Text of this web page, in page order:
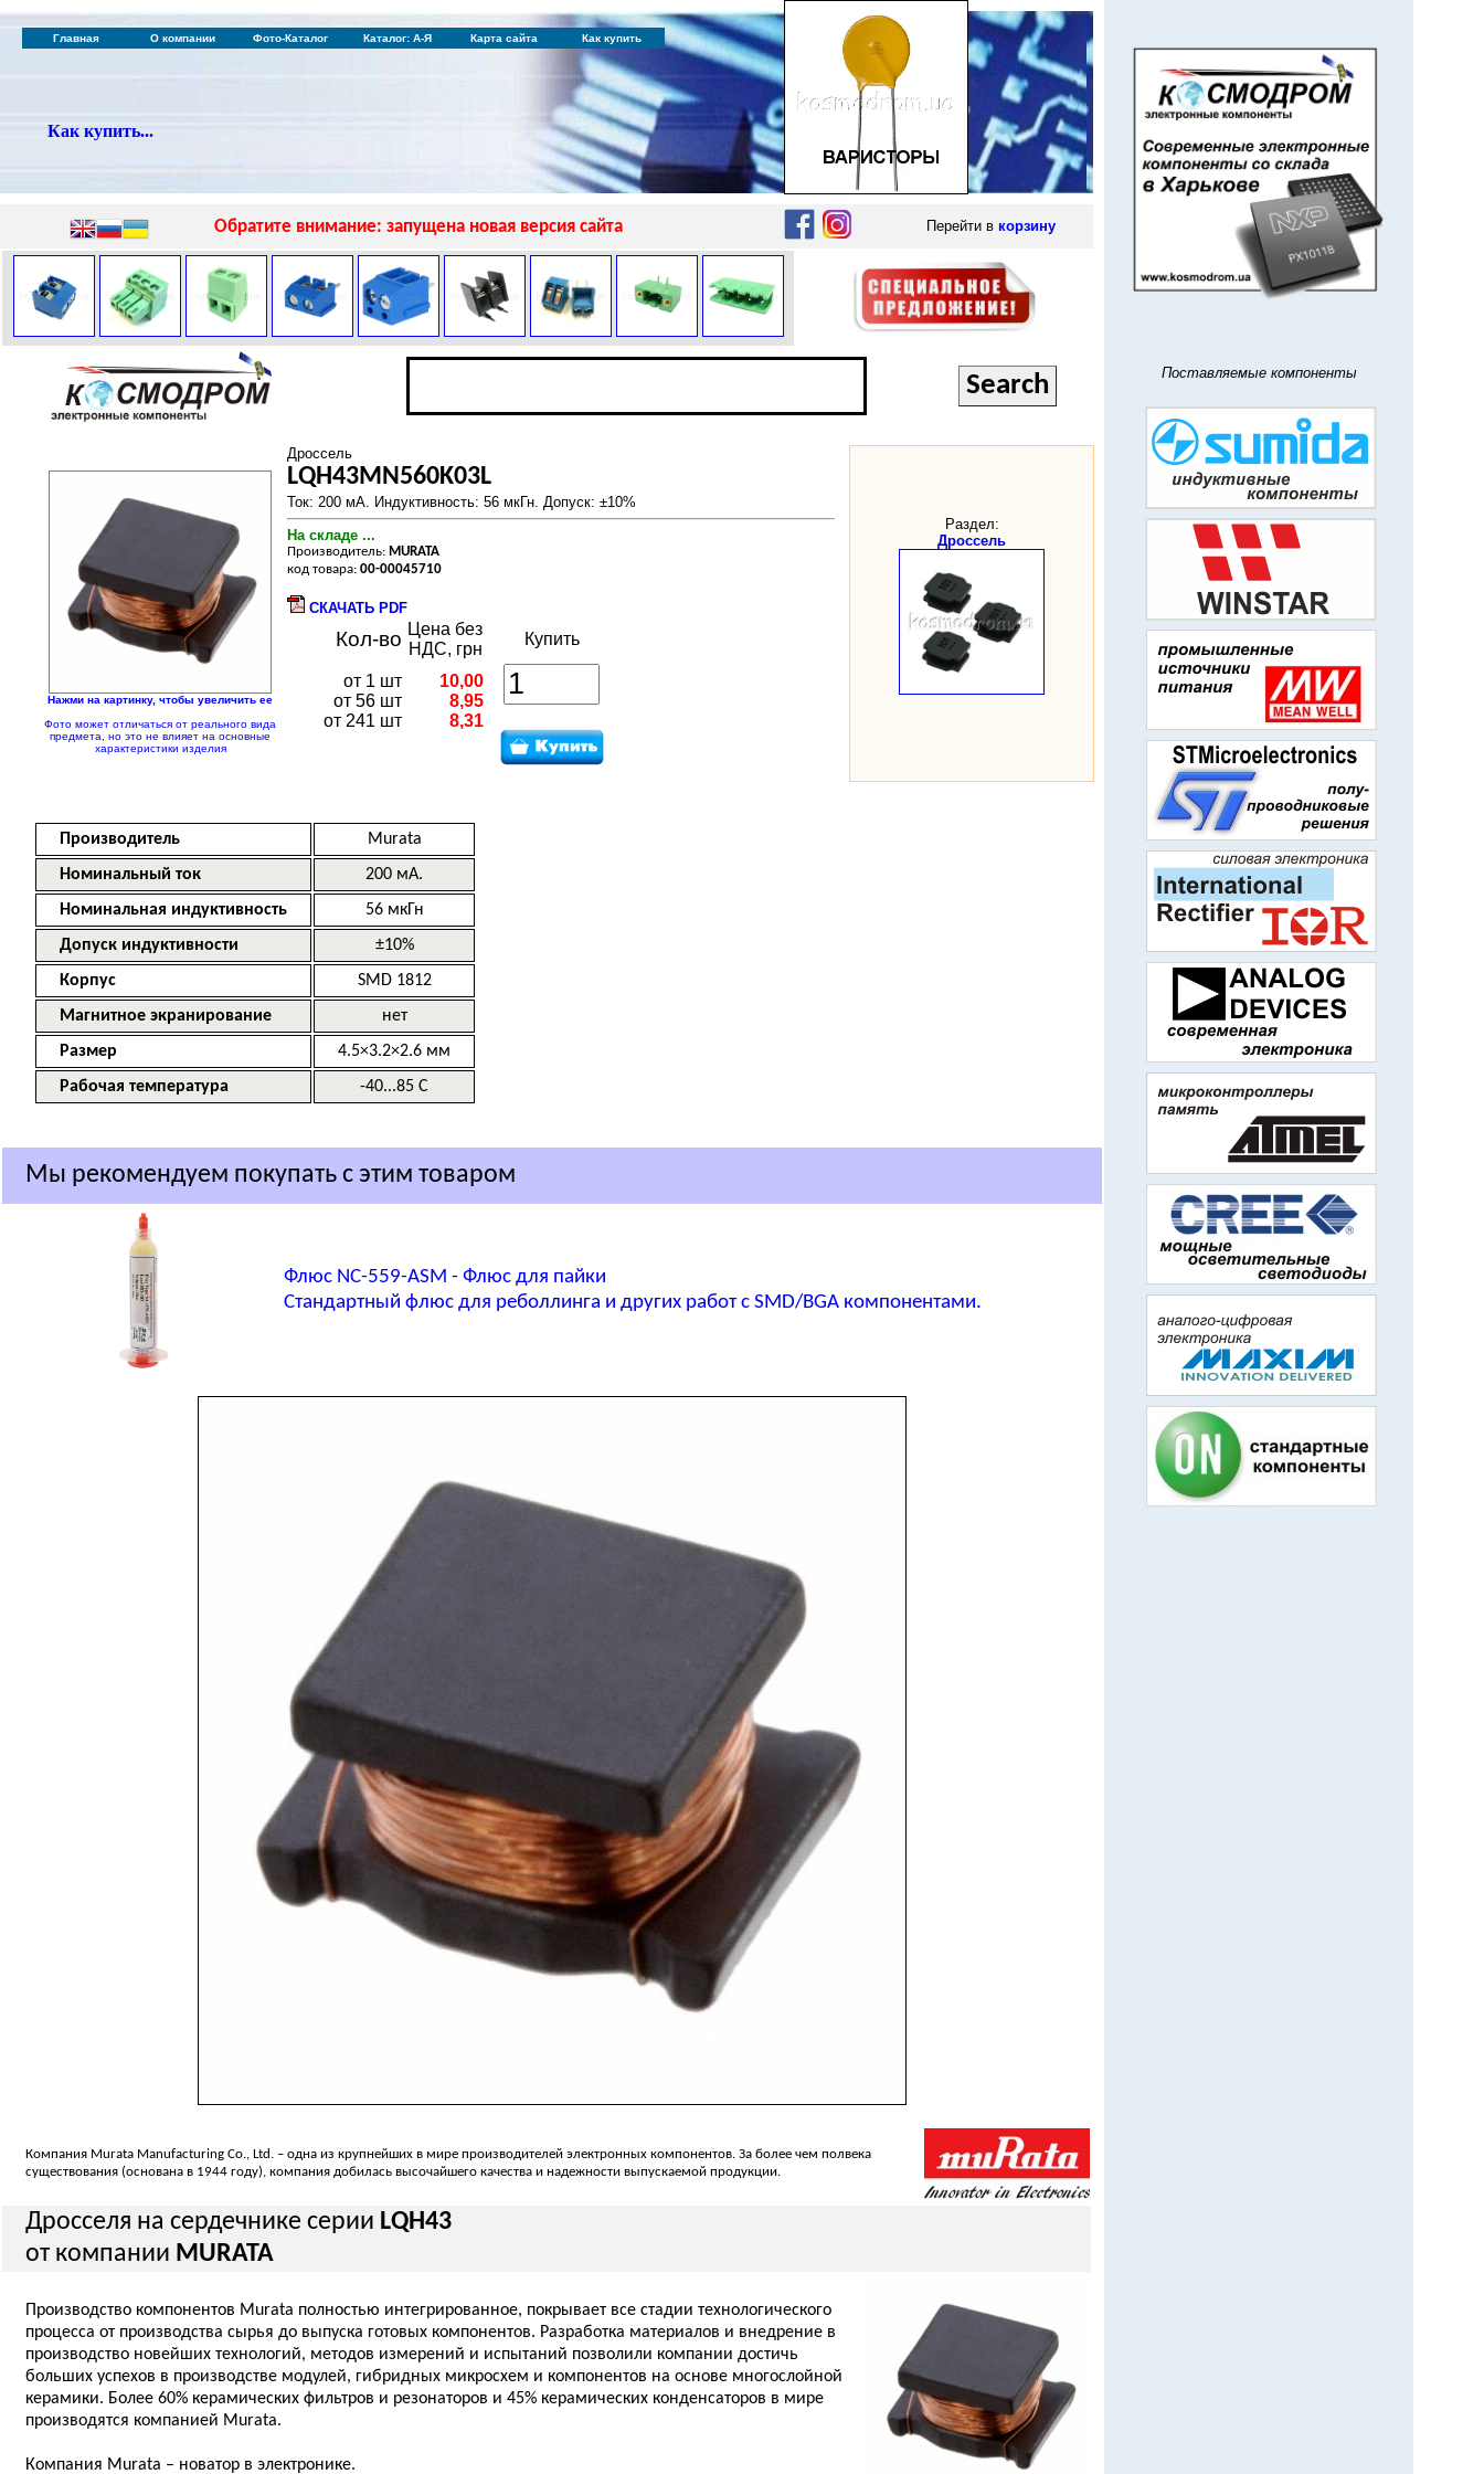
Главная О компании Фото-Каталог Каталог: А-Я Карта сайта Как купить
Как купить...
Обратите внимание: запущена новая версия сайта Перейти в корзину
Нажми на картинку, чтобы увеличить ее
Фото может отличаться от реального вида
предмета, но это не влияет на основные
характеристики изделия
Дроссель
LQH43MN560K03L
Ток: 200 мА. Индуктивность: 56 мкГн. Допуск: ±10%
На складе ...
Производитель: MURATA
код товара: 00-00045710
СКАЧАТЬ PDF
Кол-во Цена без
НДС, грн
Купить
от 1 шт
от 56 шт
от 241 шт
10,00
8,95
8,31
Раздел:
Дроссель
Производитель
Murata
Номинальный ток
200 мА.
Номинальная индуктивность
56 мкГн
Допуск индуктивности
±10%
Корпус
SMD 1812
Магнитное экранирование
нет
Размер
4.5×3.2×2.6 мм
Рабочая температура
-40...85 С
Мы рекомендуем покупать с этим товаром
Флюс NC-559-ASM - Флюс для пайки
Стандартный флюс для реболлинга и других работ с SMD/BGA компонентами.
Компания Murata Manufacturing Co., Ltd. – одна из крупнейших в мире производителей электронных компонентов. За более чем полвека
существования (основана в 1944 году), компания добилась высочайшего качества и надежности выпускаемой продукции.
Дросселя на сердечнике серии LQH43
от компании MURATA
Производство компонентов Murata полностью интегрированное, покрывает все стадии технологического
процесса от производства сырья до выпуска готовых компонентов. Разработка материалов и внедрение в
производство новейших технологий, методов измерений и испытаний позволили компании достичь
больших успехов в производcтве модулей, гибридных микросхем и компонентов на основе многослойной
керамики. Более 60% керамических фильтров и резонаторов и 45% керамических конденсаторов в мире
производятся компанией Murata.
Компания Murata – новатор в электронике.
Поставляемые компоненты